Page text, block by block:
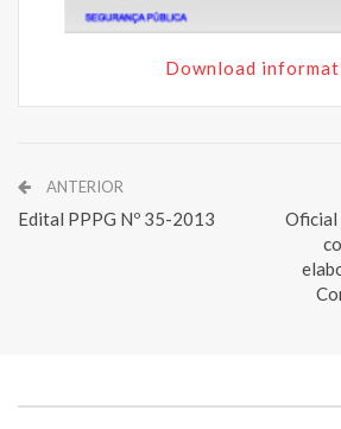
Download
ANTERIOR
Edital PPPG Nº 35-2013
Oficial